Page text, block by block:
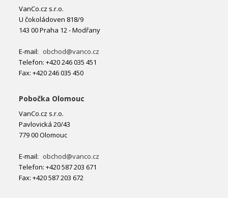
VanCo.cz s.r.o.
U čokoládoven 818/9
143 00 Praha 12 - Modřany
E-mail: obchod@vanco.cz
Telefon: +420 246 035 451
Fax: +420 246 035 450
Pobočka Olomouc
VanCo.cz s.r.o.
Pavlovická 20/43
779 00 Olomouc
E-mail: obchod@vanco.cz
Telefon: +420 587 203 671
Fax: +420 587 203 672